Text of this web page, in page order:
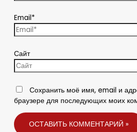
Email*
Сайт
Сохранить моё имя, email и
браузере для последующих моих